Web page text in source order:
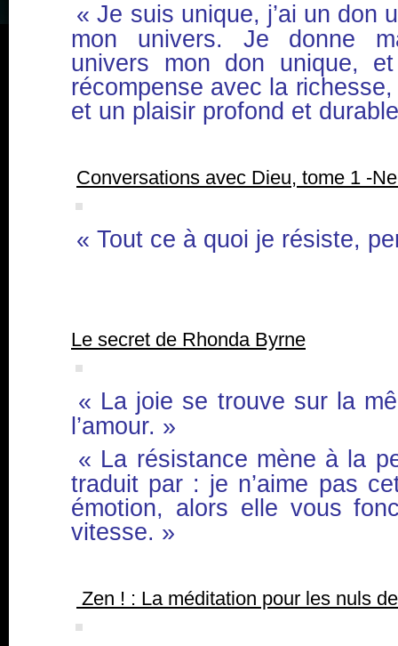
« Je suis unique, j’ai un don
mon univers. Je donne
univers mon don unique,
récompense avec la
et un plaisir profond et
Conversations avec Dieu, tome 1 -
« Tout ce à quoi je résiste,
Le secret de Rhonda Byrne
« La joie se trouve sur la
l’amour. »
« La résistance mène à la
traduit par : je n’aime pas
émotion, alors elle vous
vitesse. »
Zen ! : La méditation pour les nuls